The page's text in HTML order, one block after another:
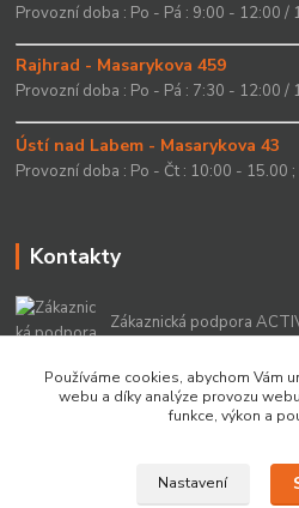
Provozní doba : Po - Pá : 9:00 - 12:00 /
Rajhrad - Masarykova 459
Provozní doba : Po - Pá : 7:30 - 12:00 /
Ústí nad Labem - Masarykova 43
Provozní doba : Po - Čt : 10:00 - 15.00
Kontakty
Zákaznická podpora
info@activeprint.cz
Používáme cookies, abychom Vám
webu a díky analýze provozu
funkce, výkon a
Nastavení